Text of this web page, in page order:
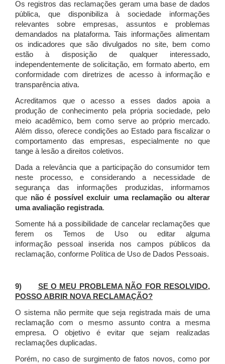
Os registros das reclamações geram uma base de dados
pública, que disponibiliza à sociedade informações
relevantes sobre empresas, assuntos e problemas
demandados na plataforma. Tais informações alimentam
os indicadores que são divulgados no site, bem como
estão à disposição de qualquer interessado,
independentemente de solicitação, em formato aberto, em
conformidade com diretrizes de acesso à informação e
transparência ativa.
Acreditamos que o acesso a esses dados apoia a
produção de conhecimento pela própria sociedade, pelo
meio acadêmico, bem como serve ao próprio mercado.
Além disso, oferece condições ao Estado para fiscalizar o
comportamento das empresas, especialmente no que
tange à lesão a direitos coletivos.
Dada a relevância que a participação do consumidor tem
neste processo, e considerando a necessidade de
segurança das informações produzidas, informamos
que não é possível excluir uma reclamação ou alterar
uma avaliação registrada.
Somente há a possibilidade de cancelar reclamações que
ferem os Temos de Uso ou editar alguma
informação pessoal inserida nos campos públicos da
reclamação, conforme Política de Uso de Dados Pessoais.
9) SE O MEU PROBLEMA NÃO FOR RESOLVIDO,
POSSO ABRIR NOVA RECLAMAÇÃO?
O sistema não permite que seja registrada mais de uma
reclamação com o mesmo assunto contra a mesma
empresa. O objetivo é evitar que sejam realizadas
reclamações duplicadas.
Porém, no caso de surgimento de fatos novos, como por